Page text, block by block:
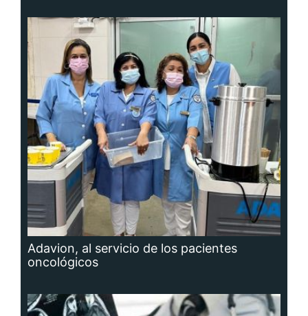
Adavion, al servicio de los pacientes
oncológicos